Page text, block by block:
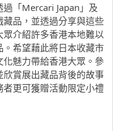
「Mercari Japan」及
藏品，並透過分享與這些
眾介紹許多香港本地難以
。希望藉此將日本收藏市
魅力帶給香港大眾。參
賞展出藏品背後的故事
更可獲贈活動限定小禮